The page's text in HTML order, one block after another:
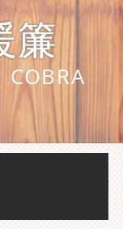
簾
COBRA